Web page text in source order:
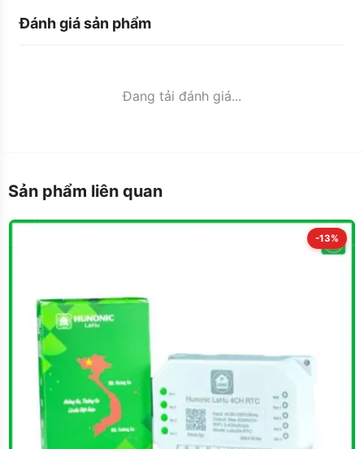
Đánh giá sản phẩm
Đang tải đánh giá...
Sản phẩm liên quan
-13%